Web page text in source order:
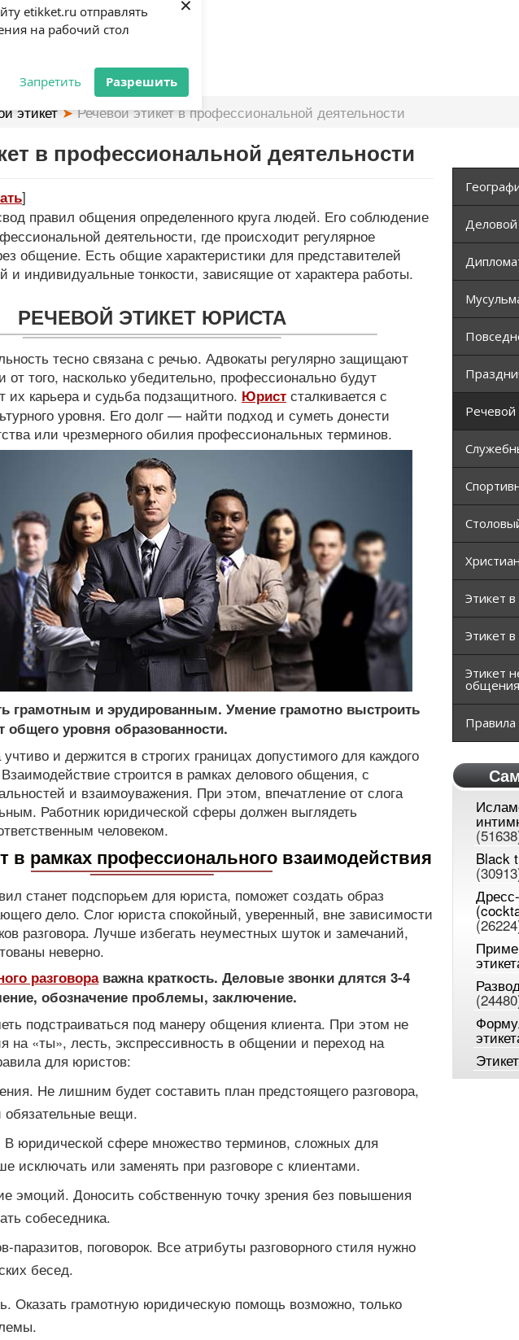
etikket.ru отправлять
на рабочий стол
Запретить Разрешить
×
этикет Речевой этикет в профессиональной деятельности
в профессиональной деятельности
]
правил общения определенного круга людей. Его соблюдение
деятельности, где происходит регулярное
общение. Есть общие характеристики для представителей
и индивидуальные тонкости, зависящие от характера работы.
РЕЧЕВОЙ ЭТИКЕТ ЮРИСТА
тесно связана с речью. Адвокаты регулярно защищают
от того, насколько убедительно, профессионально будут
их карьера и судьба подзащитного. Юрист сталкивается с
уровня. Его долг — найти подход и суметь донести
или чрезмерного обилия профессиональных терминов.
грамотным и эрудированным. Умение грамотно выстроить
общего уровня образованности.
и держится в строгих границах допустимого для каждого
строится в рамках делового общения, с
и взаимоуважения. При этом, впечатление от слога
Работник юридической сферы должен выглядеть
человеком.
в рамках профессионального взаимодействия
станет подспорьем для юриста, поможет создать образ
дело. Слог юриста спокойный, уверенный, вне зависимости
разговора. Лучше избегать неуместных шуток и замечаний,
неверно.
разговораважна краткость. Деловые звонки длятся 3-4
обозначение проблемы, заключение.
подстраиваться под манеру общения клиента. При этом не
на «ты», лесть, экспрессивность в общении и переход на
для юристов:
Не лишним будет составить план предстоящего разговора,
обязательные вещи.
В юридической сфере множество терминов, сложных для
исключать или заменять при разговоре с клиентами.
эмоций. Доносить собственную точку зрения без повышения
собеседника.
паразитов, поговорок. Все атрибуты разговорного стиля нужно
бесед.
Оказать грамотную юридическую помощь возможно, только
Деловой
Речевой
Этикет
Этикет
Этикет
общения
Black